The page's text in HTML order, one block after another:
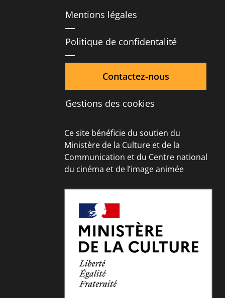
Mentions légales
Politique de confidentalité
Contactez-nous
Gestions des cookies
Ce site bénéficie du soutien du
Ministère de la Culture et de la
Communication et du Centre national
du cinéma et de l’image animée